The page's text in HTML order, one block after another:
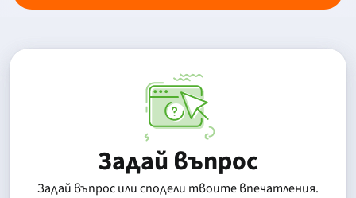
Задай въпрос
Задай въпрос или сподели твоите впечатления.